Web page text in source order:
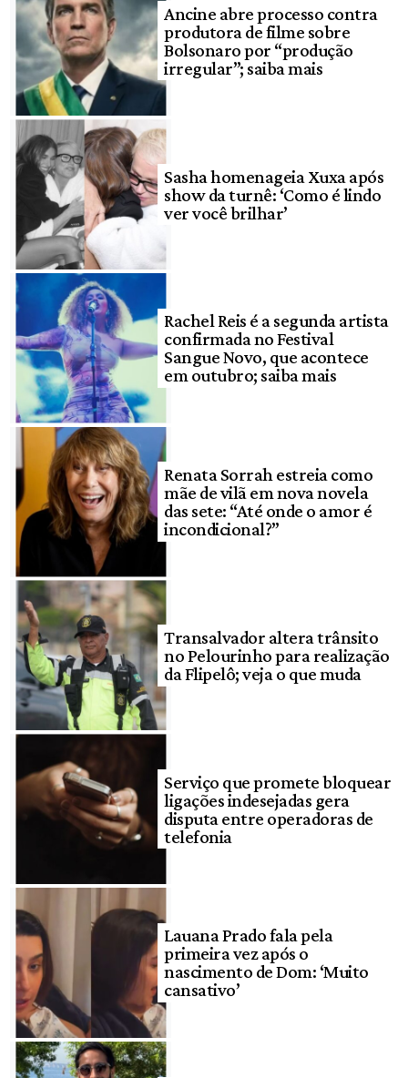
Ancine abre processo contra
produtora de filme sobre
Bolsonaro por “produção
irregular”; saiba mais
Sasha homenageia Xuxa após
show da turnê: ‘Como é lindo
ver você brilhar’
Rachel Reis é a segunda artista
confirmada no Festival
Sangue Novo, que acontece
em outubro; saiba mais
Renata Sorrah estreia como
mãe de vilã em nova novela
das sete: “Até onde o amor é
incondicional?”
Transalvador altera trânsito
no Pelourinho para realização
da Flipelô; veja o que muda
Serviço que promete bloquear
ligações indesejadas gera
disputa entre operadoras de
telefonia
Lauana Prado fala pela
primeira vez após o
nascimento de Dom: ‘Muito
cansativo’